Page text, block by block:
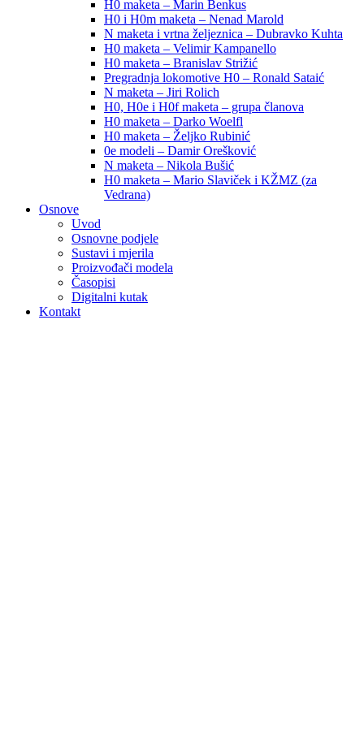
H0 maketa – Marin Benkus
H0 i H0m maketa – Nenad Marold
N maketa i vrtna željeznica – Dubravko Kuhta
H0 maketa – Velimir Kampanello
H0 maketa – Branislav Strižić
Pregradnja lokomotive H0 – Ronald Sataić
N maketa – Jiri Rolich
H0, H0e i H0f maketa – grupa članova
H0 maketa – Darko Woelfl
H0 maketa – Željko Rubinić
0e modeli – Damir Orešković
N maketa – Nikola Bušić
H0 maketa – Mario Slaviček i KŽMZ (za
Vedrana)
Osnove
Uvod
Osnovne podjele
Sustavi i mjerila
Proizvođači modela
Časopisi
Digitalni kutak
Kontakt